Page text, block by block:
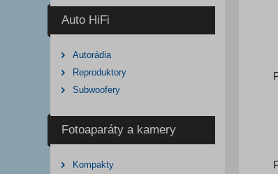
Auto HiFi
Autorádia
Reproduktory
Subwoofery
Fotoaparáty a kamery
Kompakty